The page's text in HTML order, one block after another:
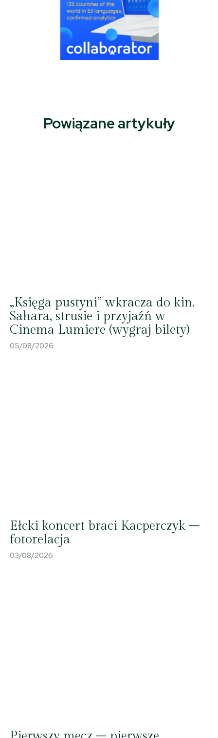
Powiązane artykuły
„Księga pustyni” wkracza do kin.
Sahara, strusie i przyjaźń w
Cinema Lumiere (wygraj bilety)
05/08/2026
Ełcki koncert braci Kacperczyk –
fotorelacja
03/08/2026